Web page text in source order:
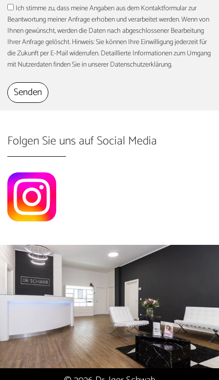
Ich stimme zu, dass meine Angaben aus dem Kontaktformular zur
Beantwortung meiner Anfrage erhoben und verarbeitet werden. Wenn von
Ihnen gewünscht, werden die Daten nach abgeschlossener Bearbeitung
Ihrer Anfrage gelöscht. Hinweis: Sie können Ihre Einwilligung jederzeit für
die Zukunft per E-Mail widerrufen. Detaillierte Informationen zum Umgang
mit Nutzerdaten finden Sie in unserer Datenschutzerklärung.
Folgen Sie uns auf Social Media